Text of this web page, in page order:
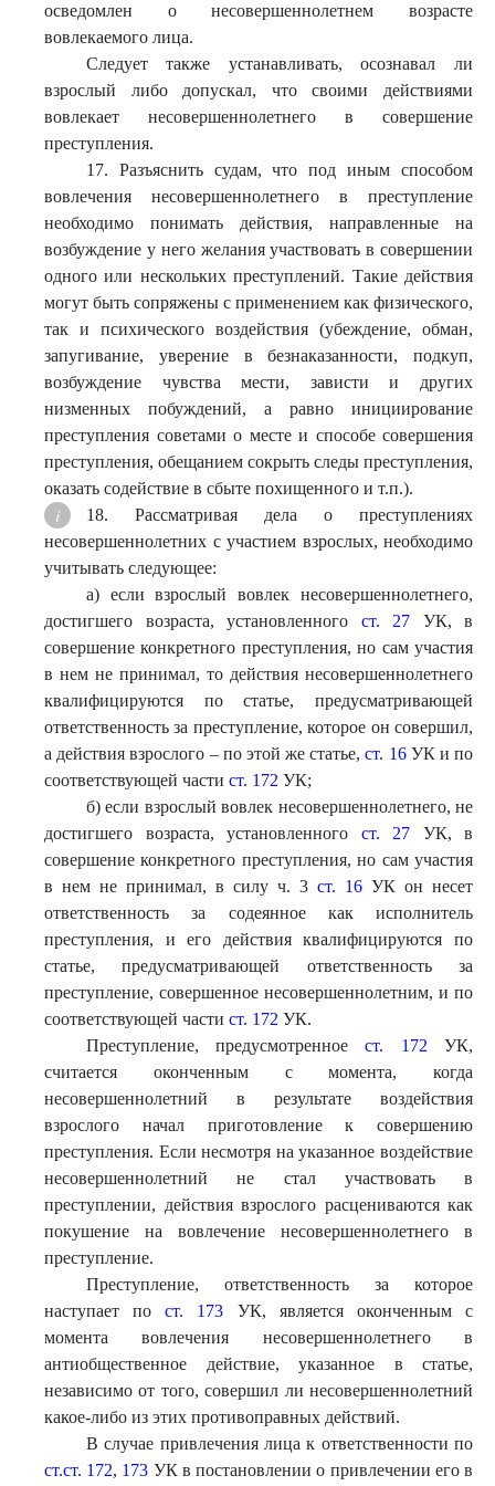
осведомлен о несовершеннолетнем возрасте
вовлекаемого лица.
Следует также устанавливать, осознавал ли
взрослый либо допускал, что своими действиями
вовлекает несовершеннолетнего в совершение
преступления.
17. Разъяснить судам, что под иным способом
вовлечения несовершеннолетнего в преступление
необходимо понимать действия, направленные на
возбуждение у него желания участвовать в совершении
одного или нескольких преступлений. Такие действия
могут быть сопряжены с применением как физического,
так и психического воздействия (убеждение, обман,
запугивание, уверение в безнаказанности, подкуп,
возбуждение чувства мести, зависти и других
низменных побуждений, а равно инициирование
преступления советами о месте и способе совершения
преступления, обещанием сокрыть следы преступления,
оказать содействие в сбыте похищенного и т.п.).
18. Рассматривая дела о преступлениях
несовершеннолетних с участием взрослых, необходимо
учитывать следующее:
а) если взрослый вовлек несовершеннолетнего,
достигшего возраста, установленного ст. 27 УК, в
совершение конкретного преступления, но сам участия
в нем не принимал, то действия несовершеннолетнего
квалифицируются по статье, предусматривающей
ответственность за преступление, которое он совершил,
а действия взрослого – по этой же статье,ст. 16УК и по
соответствующей части ст. 172 УК;
б) если взрослый вовлек несовершеннолетнего, не
достигшего возраста, установленного ст. 27 УК, в
совершение конкретного преступления, но сам участия
в нем не принимал, в силу ч. 3 ст. 16 УК он несет
ответственность за содеянное как исполнитель
преступления, и его действия квалифицируются по
статье, предусматривающей ответственность за
преступление, совершенное несовершеннолетним, и по
соответствующей части ст. 172 УК.
Преступление, предусмотренноест. 172 УК,
считается оконченным с момента, когда
несовершеннолетний в результате воздействия
взрослого начал приготовление к совершению
преступления. Если несмотря на указанное воздействие
несовершеннолетний не стал участвовать в
преступлении, действия взрослого расцениваются как
покушение на вовлечение несовершеннолетнего в
преступление.
Преступление, ответственность за которое
наступает пост. 173 УК, является оконченным с
момента вовлечения несовершеннолетнего в
антиобщественное действие, указанное в статье,
независимо от того, совершил ли несовершеннолетний
какое-либо из этих противоправных действий.
В случае привлечения лица к ответственности по
ст.ст. 172, 173 УК в постановлении о привлечении его в